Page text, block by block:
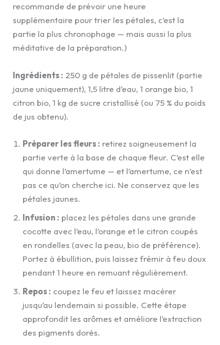
recommande de prévoir une heure
supplémentaire pour trier les pétales, c’est la
partie la plus chronophage — mais aussi la plus
méditative de la préparation.)
Ingrédients : 250 g de pétales de pissenlit (partie
jaune uniquement), 1,5 litre d’eau, 1 orange bio, 1
citron bio, 1 kg de sucre cristallisé (ou 75 % du poids
de jus obtenu).
Préparer les fleurs : retirez soigneusement la
partie verte à la base de chaque fleur. C’est elle
qui donne l’amertume — et l’amertume, ce n’est
pas ce qu’on cherche ici. Ne conservez que les
pétales jaunes.
Infusion : placez les pétales dans une grande
cocotte avec l’eau, l’orange et le citron coupés
en rondelles (avec la peau, bio de préférence).
Portez à ébullition, puis laissez frémir à feu doux
pendant 1 heure en remuant régulièrement.
Repos : coupez le feu et laissez macérer
jusqu’au lendemain si possible. Cette étape
approfondit les arômes et améliore l’extraction
des pigments dorés.